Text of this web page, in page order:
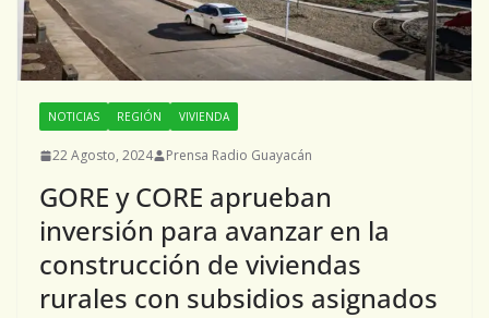
NOTICIAS REGIÓN VIVIENDA
22 Agosto, 2024 Prensa Radio Guayacán
GORE y CORE aprueban
inversión para avanzar en la
construcción de viviendas
rurales con subsidios asignados